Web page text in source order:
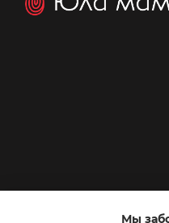
Интернет-магазин создан с
Мы